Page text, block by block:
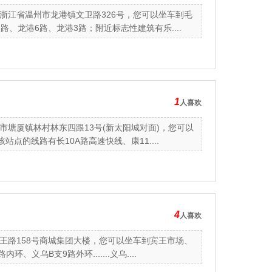
江省温州市龙港镇文卫路326号，您可以坐车到毛
、龙港6路、龙港3路；附近标志性建筑有乐....
1人喜欢
塘厦镇林村林东四跟13号(新太阳城对面)，您可以
点的线路有长10A路高速快线、康11....
4人喜欢
158号商城集团大楼，您可以坐车到宾王市场、
环、义乌B支9路外环.......义乌....